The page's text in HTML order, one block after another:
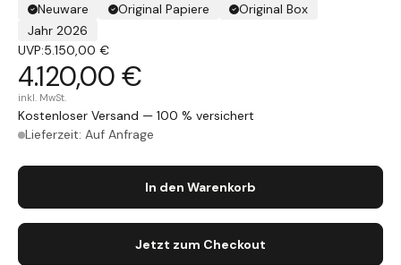
Neuware
Original Papiere
Original Box
Jahr 2026
UVP:5.150,00 €
4.120,00 €
inkl. MwSt.
Kostenloser Versand — 100 % versichert
Lieferzeit: Auf Anfrage
In den Warenkorb
Jetzt zum Checkout